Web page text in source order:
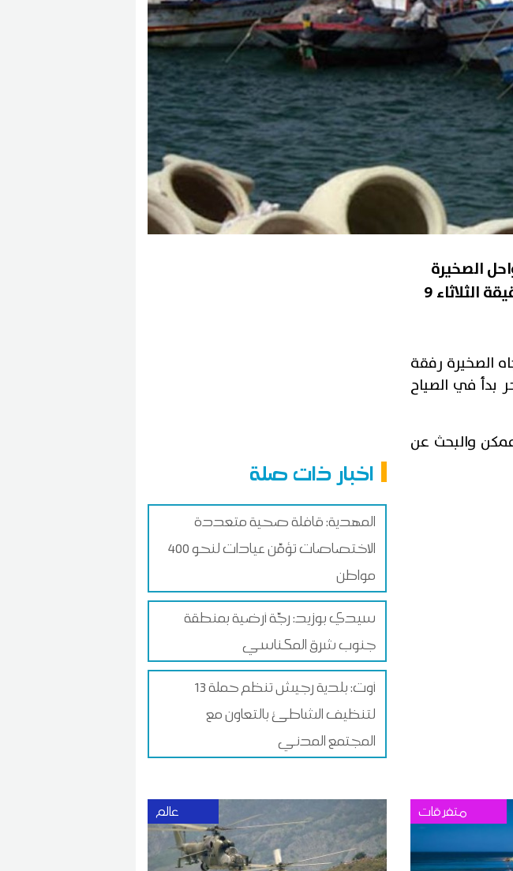
اخبار ذات صلة
المهدية: قافلة صحية متعددة
الاختصاصات تؤمّن عيادات لنحو 400
مواطن
سيدي بوزيد: رجّة أرضية بمنطقة
جنوب شرق المكناسي
13 أوت: بلدية رجيش تنظم حملة
لتنظيف الشاطئ بالتعاون مع
المجتمع المدني
الصخيرة
منذ 4 أيامّ، وفق ما أكده والده في تصريح لبرنامج في 60 دقيقة الثلاثاء 9
الصخيرة رفقة
بدأ في الصياح
والبحث عن
عالم متفرقات